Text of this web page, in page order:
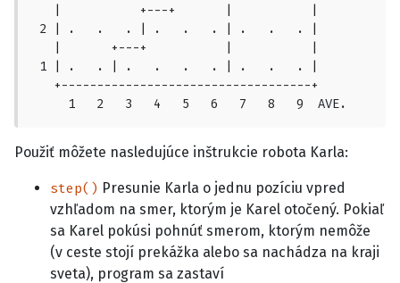
   |           +---+       |           |
2 | .   .   . | .   .   . | .   .   . |
   |       +---+           |           |
1 | .   . | .   .   .   . | .   .   . |
   +-----------------------------------+
     1   2   3   4   5   6   7   8   9  AVE.
Použiť môžete nasledujúce inštrukcie robota Karla:
step() Presunie Karla o jednu pozíciu vpred
vzhľadom na smer, ktorým je Karel otočený. Pokiaľ
sa Karel pokúsi pohnúť smerom, ktorým nemôže
(v ceste stojí prekážka alebo sa nachádza na kraji
sveta), program sa zastaví